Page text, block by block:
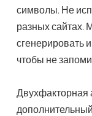
символы. Не
разных сайтах.
сгенерировать
чтобы не
Двухфакторная